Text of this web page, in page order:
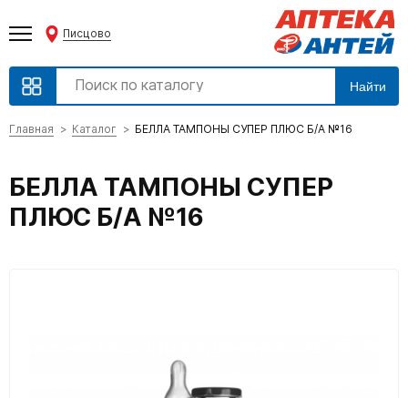
Писцово
Найти
Главная Каталог БЕЛЛА ТАМПОНЫ СУПЕР ПЛЮС Б/А №16
БЕЛЛА ТАМПОНЫ СУПЕР
ПЛЮС Б/А №16